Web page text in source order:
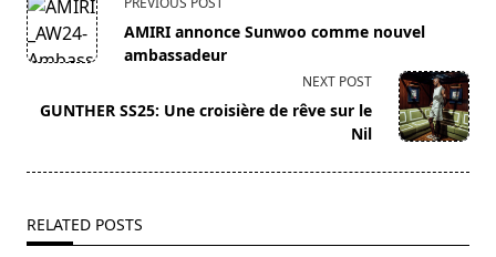
class="nav-
subtitle
reader-
AMIRI annonce Sunwoo comme nouvel
ambassadeur
NEXT POST
GUNTHER SS25: Une croisière de rêve sur le
Nil
RELATED POSTS